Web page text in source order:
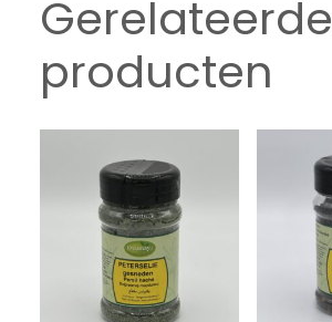
Gerelateerde
producten